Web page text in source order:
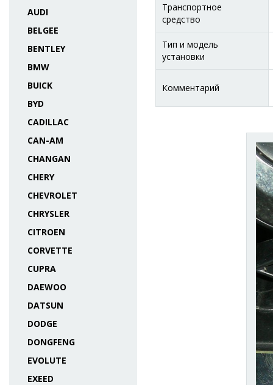
AUDI
BELGEE
BENTLEY
BMW
BUICK
BYD
CADILLAC
CAN-AM
CHANGAN
CHERY
CHEVROLET
CHRYSLER
CITROEN
CORVETTE
CUPRA
DAEWOO
DATSUN
DODGE
DONGFENG
EVOLUTE
EXEED
Транспортное
средство
Тип и модель
установки
Комментарий